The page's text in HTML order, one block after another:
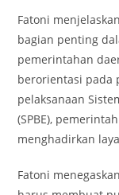
Fatoni
bagian penting
pemerintahan
berorientasi pada
pelaksanaan
(SPBE),
menghadirkan
Fatoni